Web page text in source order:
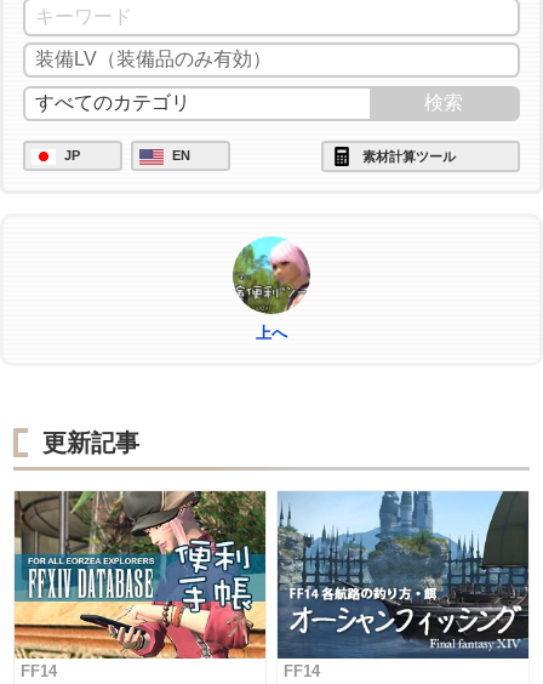
/ac "中級加工" <wait.3>
/ac "上級加工" <wait.3>
/ac "イノベーション" <wait.2>
/ac "加工" <wait.3>
/ac "中級加工" <wait.3>
/ac "匠の神業" <wait.3>
/ac "パーフェクトメンド" <wait.3>
/ac "イノベーション" <wait.2>
/ac "ビエルゴの祝福" <wait.3>
/ac "ヴェネレーション" <wait.2>
/ac "模範作業" <wait.3>
/ac "模範作業" <wait.3>
/ac "模範作業" <wait.3>
/ac "模範作業" <wait.3>
JP EN 素材計算ツール
上へ
更新記事
FF14 FF14